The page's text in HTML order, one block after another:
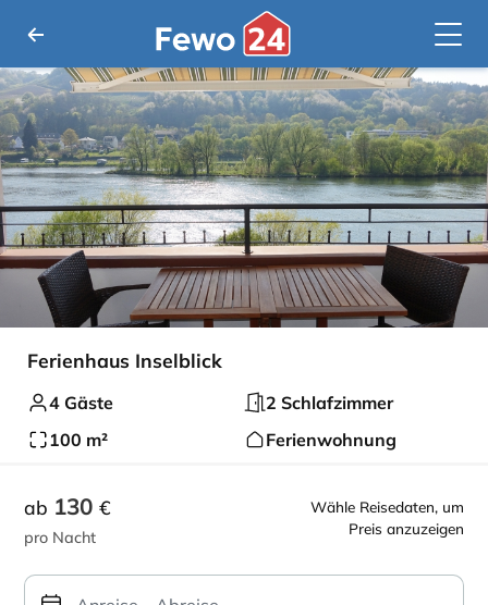
Ferienhaus Inselblick
4 Gäste
2 Schlafzimmer
100 m²
Ferienwohnung
Wähle Reisedaten, um
Preis anzuzeigen
ab 130 €
pro Nacht